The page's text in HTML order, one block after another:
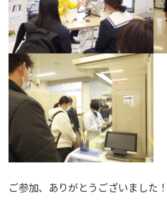
ご参加、ありがとうございました！